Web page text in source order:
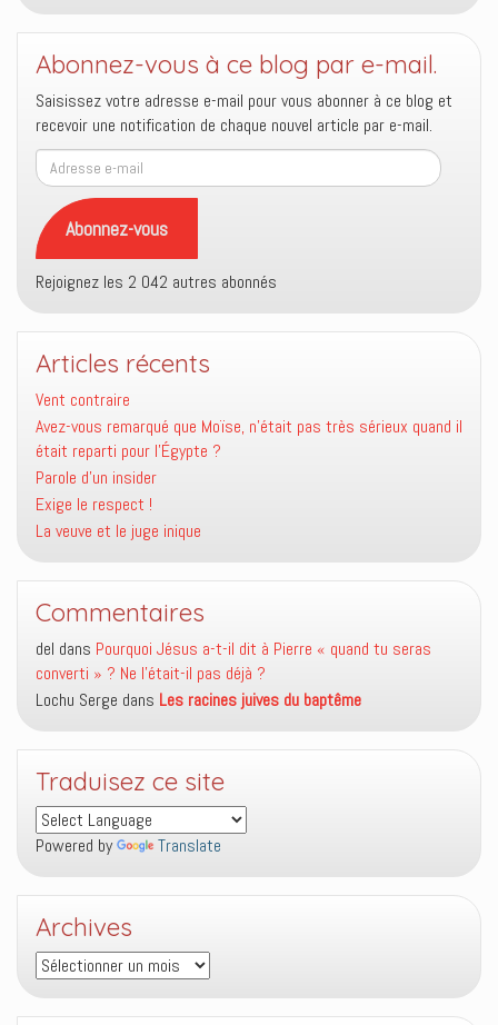
Abonnez-vous à ce blog par e-mail.
Saisissez votre adresse e-mail pour vous abonner à ce blog et
recevoir une notification de chaque nouvel article par e-mail.
Adresse
e-
mail
Abonnez-vous
Rejoignez les 2 042 autres abonnés
Articles récents
Vent contraire
Avez-vous remarqué que Moïse, n’était pas très sérieux quand il
était reparti pour l’Égypte ?
Parole d’un insider
Exige le respect !
La veuve et le juge inique
Commentaires
del dans Pourquoi Jésus a-t-il dit à Pierre « quand tu seras
converti » ? Ne l’était-il pas déjà ?
Lochu Serge dans Les racines juives du baptême
Traduisez ce site
Powered by Translate
Archives
Archives